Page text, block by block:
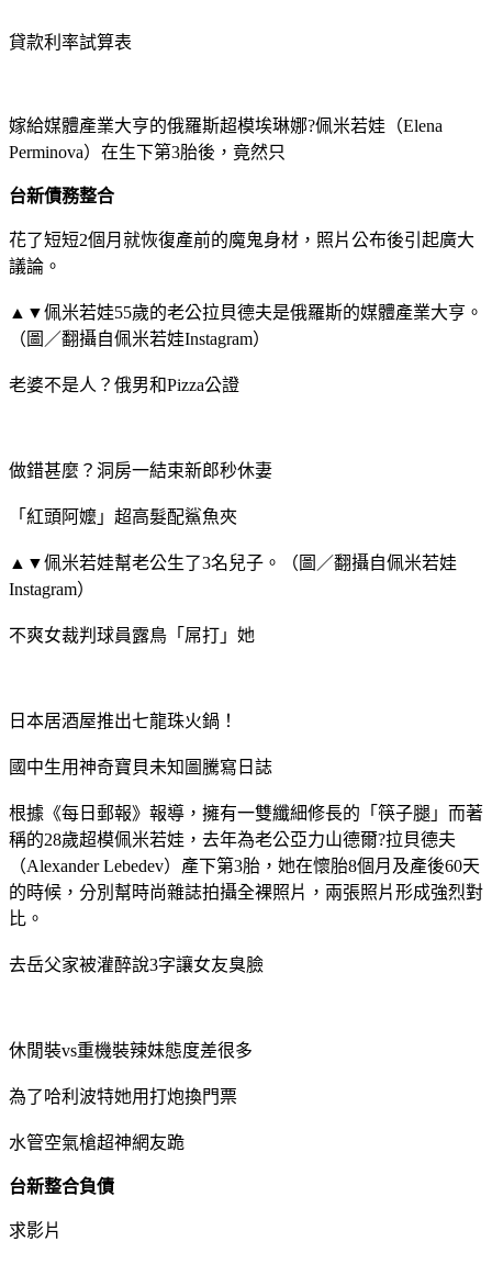
貸款利率試算表
嫁給媒體產業大亨的俄羅斯超模埃琳娜?佩米若娃（Elena
Perminova）在生下第3胎後，竟然只
台新債務整合
花了短短2個月就恢復產前的魔鬼身材，照片公布後引起廣大
議論。
▲▼佩米若娃55歲的老公拉貝德夫是俄羅斯的媒體產業大亨。
（圖／翻攝自佩米若娃Instagram）
老婆不是人？俄男和Pizza公證
做錯甚麼？洞房一結束新郎秒休妻
「紅頭阿嬤」超高髮配鯊魚夾
▲▼佩米若娃幫老公生了3名兒子。（圖／翻攝自佩米若娃
Instagram）
不爽女裁判球員露鳥「屌打」她
日本居酒屋推出七龍珠火鍋！
國中生用神奇寶貝未知圖騰寫日誌
根據《每日郵報》報導，擁有一雙纖細修長的「筷子腿」而著
稱的28歲超模佩米若娃，去年為老公亞力山德爾?拉貝德夫
（Alexander Lebedev）產下第3胎，她在懷胎8個月及產後60天
的時候，分別幫時尚雜誌拍攝全裸照片，兩張照片形成強烈對
比。
去岳父家被灌醉說3字讓女友臭臉
休閒裝vs重機裝辣妹態度差很多
為了哈利波特她用打炮換門票
水管空氣槍超神網友跪
台新整合負債
求影片